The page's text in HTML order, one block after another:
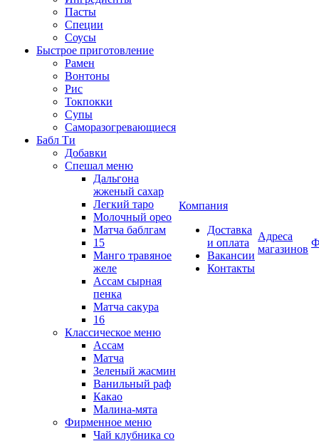
Пасты
Специи
Соусы
Быстрое приготовление
Рамен
Вонтоны
Рис
Токпокки
Супы
Саморазогревающиеся
Бабл Ти
Добавки
Спешал меню
Дальгона
жженый сахар
Легкий таро
Молочный орео
Матча баблгам
15
Манго травяное
желе
Ассам сырная
пенка
Матча сакура
16
Классическое меню
Ассам
Матча
Зеленый жасмин
Ванильный раф
Какао
Малина-мята
Фирменное меню
Чай клубника со
Компания
Доставка
и оплата
Вакансии
Контакты
Адреса
магазинов